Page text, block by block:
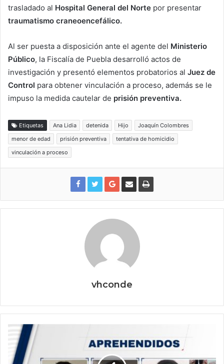
trasladado al Hospital General del Norte por presentar
traumatismo craneoencefálico.
Al ser puesta a disposición ante el agente del Ministerio
Público, la Fiscalía de Puebla desarrolló actos de
investigación y presentó elementos probatorios al Juez de
Control para obtener vinculación a proceso, además se le
impuso la medida cautelar de prisión preventiva.
Etiquetas Ana Lidia detenida Hijo
Joaquín Colombres
menor de edad
prisión preventiva
tentativa de homicidio
vinculación a proceso
vhconde